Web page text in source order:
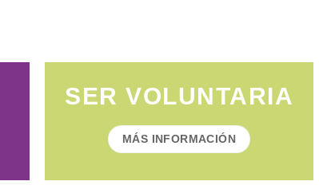
SER VOLUNTARIA
MÁS INFORMACIÓN